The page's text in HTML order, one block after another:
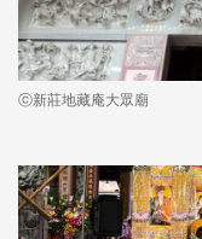
ⓒ新莊地藏庵大眾廟